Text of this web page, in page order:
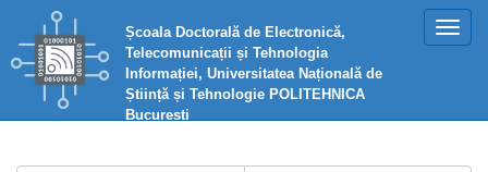
Școala Doctorală de Electronică,
Telecomunicații și Tehnologia
Informației, Universitatea Națională de
Știință și Tehnologie POLITEHNICA
București